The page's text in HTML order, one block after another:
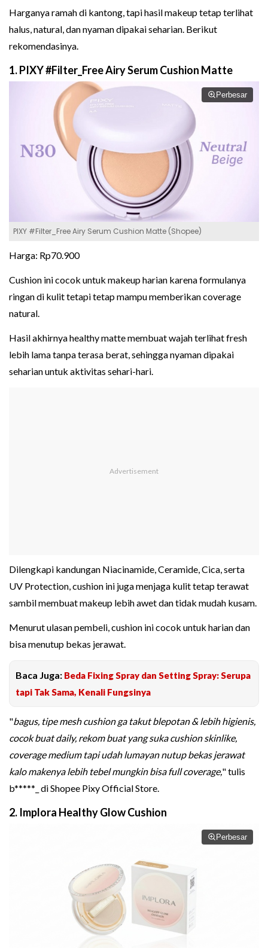
Harganya ramah di kantong, tapi hasil makeup tetap terlihat
halus, natural, dan nyaman dipakai seharian. Berikut
rekomendasinya.
1. PIXY #Filter_Free Airy Serum Cushion Matte
Perbesar
PIXY #Filter_Free Airy Serum Cushion Matte (Shopee)
Harga: Rp70.900
Cushion ini cocok untuk makeup harian karena formulanya
ringan di kulit tetapi tetap mampu memberikan coverage
natural.
Hasil akhirnya healthy matte membuat wajah terlihat fresh
lebih lama tanpa terasa berat, sehingga nyaman dipakai
seharian untuk aktivitas sehari-hari.
Dilengkapi kandungan Niacinamide, Ceramide, Cica, serta
UV Protection, cushion ini juga menjaga kulit tetap terawat
sambil membuat makeup lebih awet dan tidak mudah kusam.
Menurut ulasan pembeli, cushion ini cocok untuk harian dan
bisa menutup bekas jerawat.
Baca Juga: Beda Fixing Spray dan Setting Spray: Serupa
tapi Tak Sama, Kenali Fungsinya
"bagus, tipe mesh cushion ga takut blepotan & lebih higienis,
cocok buat daily, rekom buat yang suka cushion skinlike,
coverage medium tapi udah lumayan nutup bekas jerawat
kalo makenya lebih tebel mungkin bisa full coverage," tulis
b*****_ di Shopee Pixy Official Store.
2. Implora Healthy Glow Cushion
Perbesar